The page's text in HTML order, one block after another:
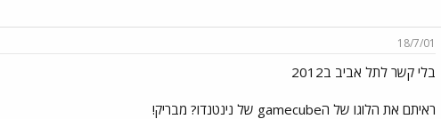
18/7/01
בלי קשר לתל אביב ב2012
ראיתם את הלוגו של הgamecube של נינטנדו? מבריק!